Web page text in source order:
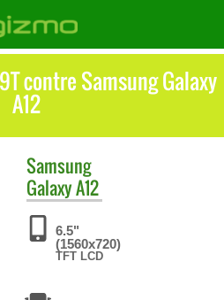
contre Samsung Galaxy
A12
Samsung
Galaxy A12
6.5"
(1560x720)
TFT LCD